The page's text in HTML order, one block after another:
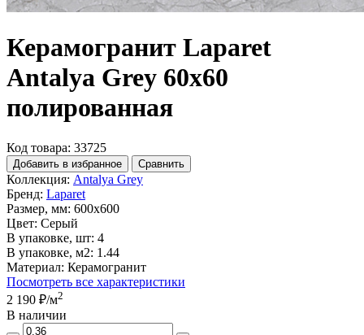
Керамогранит Laparet
Antalya Grey 60х60
полированная
Код товара: 33725
Добавить в избранное Сравнить
Коллекция: Antalya Grey
Бренд: Laparet
Размер, мм: 600x600
Цвет: Серый
В упаковке, шт: 4
В упаковке, м2: 1.44
Материал: Керамогранит
Посмотреть все характеристики
2 190 ₽/м2
В наличии